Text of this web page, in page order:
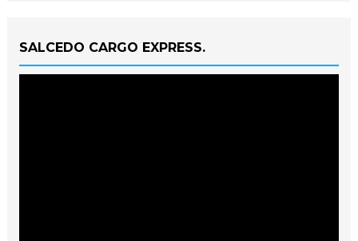
SALCEDO CARGO EXPRESS.